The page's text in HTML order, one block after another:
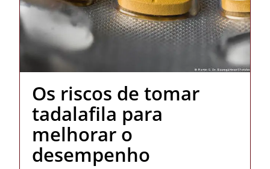
Os riscos de tomar
tadalafila para
melhorar o
desempenho